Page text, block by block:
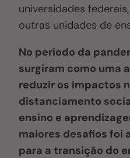
universidades
outras unidades de
No período da
surgiram como uma
reduzir os impactos
distanciamento
ensino e
maiores desafios foi
para a transição do